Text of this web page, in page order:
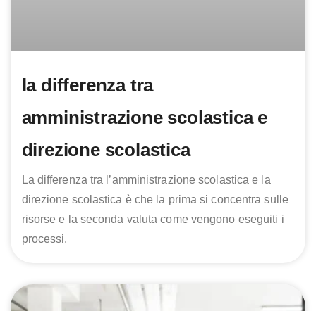
la differenza tra
amministrazione scolastica e
direzione scolastica
La differenza tra l’amministrazione scolastica e la
direzione scolastica è che la prima si concentra sulle
risorse e la seconda valuta come vengono eseguiti i
processi.